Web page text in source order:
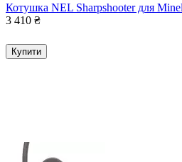
Котушка NEL Sharpshooter для
3 410 ₴
Купити